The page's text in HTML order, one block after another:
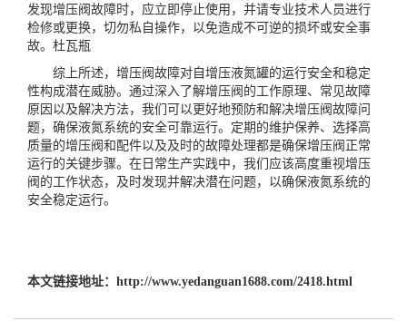
发现增压阀故障时，应立即停止使用，并请专业技术人员进行
检修或更换，切勿私自操作，以免造成不可逆的损坏或安全事
故。 杜瓦瓶
综上所述，增压阀故障对自增压液氮罐的运行安全和稳定
性构成潜在威胁。通过深入了解增压阀的工作原理、常见故障
原因以及解决方法，我们可以更好地预防和解决增压阀故障问
题，确保液氮系统的安全可靠运行。定期的维护保养、选择高
质量的增压阀和配件以及及时的故障处理都是确保增压阀正常
运行的关键步骤。在日常生产实践中，我们应该高度重视增压
阀的工作状态，及时发现并解决潜在问题，以确保液氮系统的
安全稳定运行。
本文链接地址： http://www.yedanguan1688.com/2418.html